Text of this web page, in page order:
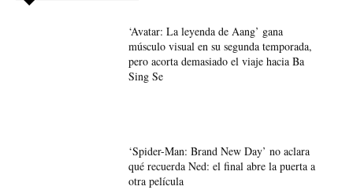
‘Avatar: La leyenda de Aang’ gana
músculo visual en su segunda temporada,
pero acorta demasiado el viaje hacia Ba
Sing Se
‘Spider-Man: Brand New Day’ no aclara
qué recuerda Ned: el final abre la puerta a
otra película